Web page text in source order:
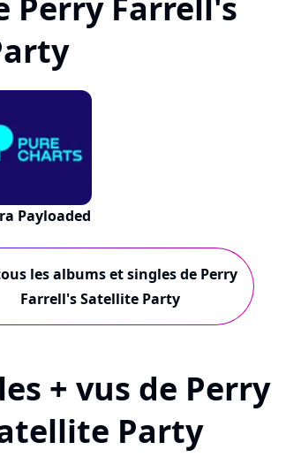
Payloaded
les albums et singles de Perry
Farrell's Satellite Party
+ vus de Perry
Party